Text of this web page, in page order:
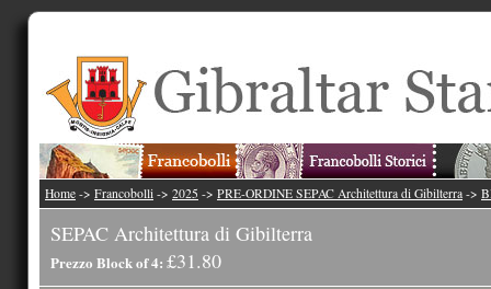
Home -> Francobolli -> 2025 -> PRE-ORDINE SEPAC Architettura di Gibilterra ->
SEPAC Architettura di Gibilterra
Prezzo Block of 4: £31.80